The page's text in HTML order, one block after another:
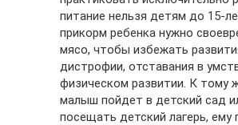
питание нельзя детям до 15-
прикорм ребенка нужно
мясо, чтобы избежать
дистрофии, отставания в
физическом развитии. К тому
малыш пойдет в детский сад
посещать детский лагерь, ему